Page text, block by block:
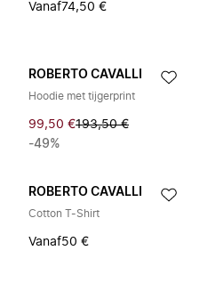
Vanaf74,50 €
ROBERTO CAVALLI
Hoodie met tijgerprint
99,50 €193,50 €
-49%
ROBERTO CAVALLI
Cotton T-Shirt
Vanaf50 €